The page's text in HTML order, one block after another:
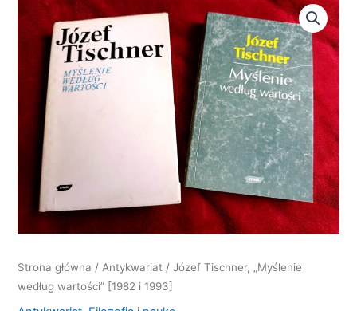
Strona główna / Antykwariat / Józef Tischner, „Myślenie
według wartości” [1982 i 1993]
Józef
Tischner,
"Myślenie
według
wartości"
[1982
1993]